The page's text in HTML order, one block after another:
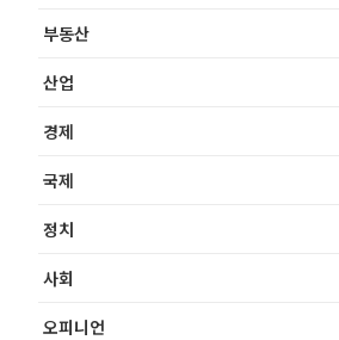
부동산
산업
경제
국제
정치
사회
오피니언